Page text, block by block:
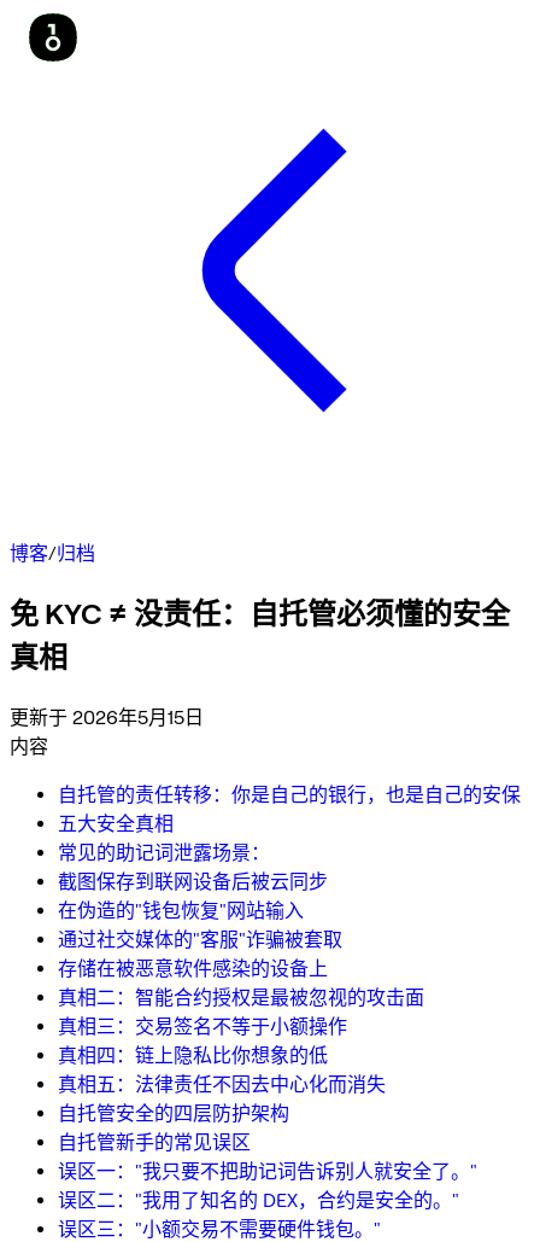
博客/归档
免 KYC ≠ 没责任：自托管必须懂的安全
真相
更新于 2026年5月15日
内容
自托管的责任转移：你是自己的银行，也是自己的安保
五大安全真相
常见的助记词泄露场景：
截图保存到联网设备后被云同步
在伪造的"钱包恢复"网站输入
通过社交媒体的"客服"诈骗被套取
存储在被恶意软件感染的设备上
真相二：智能合约授权是最被忽视的攻击面
真相三：交易签名不等于小额操作
真相四：链上隐私比你想象的低
真相五：法律责任不因去中心化而消失
自托管安全的四层防护架构
自托管新手的常见误区
误区一："我只要不把助记词告诉别人就安全了。"
误区二："我用了知名的 DEX，合约是安全的。"
误区三："小额交易不需要硬件钱包。"